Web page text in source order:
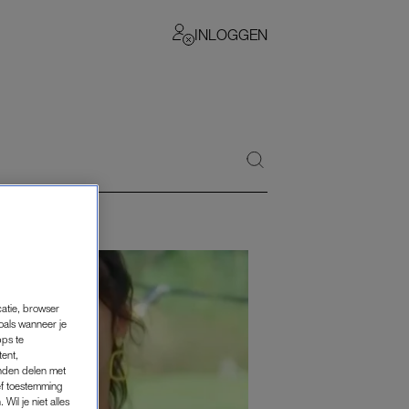
INLOGGEN
browser
wanneer je
te
delen met
toestemming
Wil je niet alles